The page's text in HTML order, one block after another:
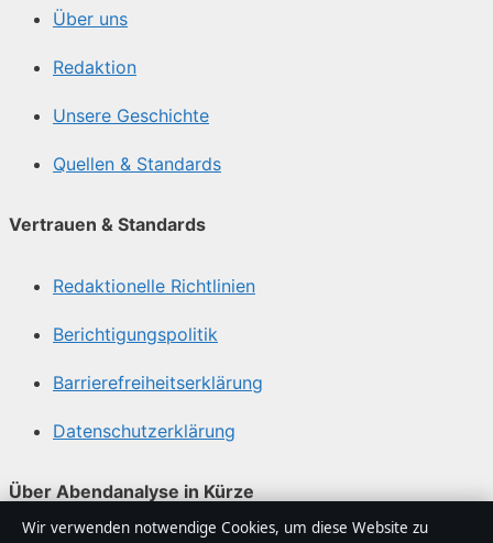
Über uns
Redaktion
Unsere Geschichte
Quellen & Standards
Vertrauen & Standards
Redaktionelle Richtlinien
Berichtigungspolitik
Barrierefreiheitserklärung
Datenschutzerklärung
Über Abendanalyse in Kürze
Wir verwenden notwendige Cookies, um diese Website zu